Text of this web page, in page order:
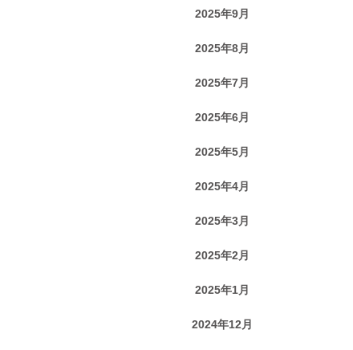
2025年9月
2025年8月
2025年7月
2025年6月
2025年5月
2025年4月
2025年3月
2025年2月
2025年1月
2024年12月